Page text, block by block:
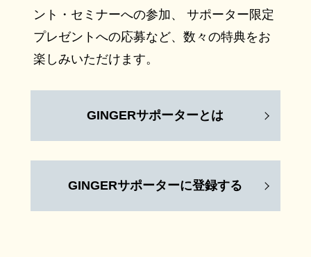
ント・セミナーへの参加、 サポーター限定
プレゼントへの応募など、数々の特典をお
楽しみいただけます。
GINGERサポーターとは
GINGERサポーターに登録する